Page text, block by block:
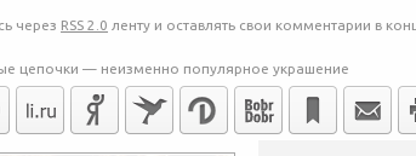
через RSS 2.0 ленту и оставлять свои комментарии в
цепочки — неизменно популярное украшение